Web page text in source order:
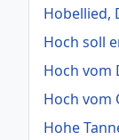
Hobellied,
Hoch soll
Hoch vom
Hoch vom
Hohe